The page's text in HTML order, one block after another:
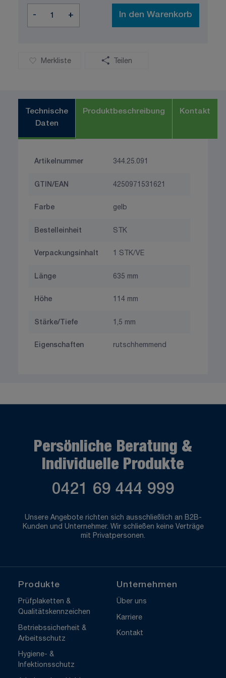
- + In den Warenkorb
Merkliste Teilen
Technische
Daten
Produktbeschreibung Kontakt
Artikelnummer 344.25.091
GTIN/EAN 4250971531621
Farbe gelb
Bestelleinheit STK
Verpackungsinhalt 1 STK/VE
Länge 635 mm
Höhe 114 mm
Stärke/Tiefe 1,5 mm
Eigenschaften rutschhemmend
Persönliche Beratung &
Individuelle Produkte
0421 69 444 999
Unsere Angebote richten sich ausschließlich an B2B-
Kunden und Unternehmer. Wir schließen keine Verträge
mit Privatpersonen.
Produkte
Prüfplaketten &
Qualitätskennzeichen
Betriebssicherheit &
Arbeitsschutz
Hygiene- &
Infektionsschutz
Unternehmen
Über uns
Karriere
Kontakt